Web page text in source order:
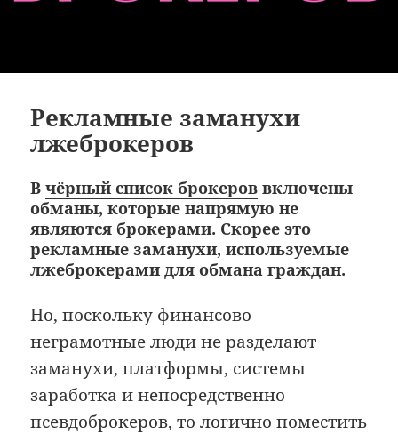
Рекламные заманухи
лжеброкеров
Вчёрный список брокеров включены
обманы, которые напрямую не
являются брокерами. Скорее это
рекламные заманухи, используемые
лжеброкерами для обмана граждан.
Но, поскольку финансово
неграмотные люди не разделают
заманухи, платформы, системы
заработка и непосредственно
псевдоброкеров, то логично поместить